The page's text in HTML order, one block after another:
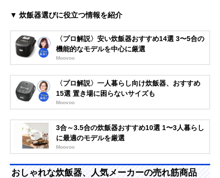
▼ 炊飯器選びに役立つ情報を紹介
〈プロ解説〉安い炊飯器おすすめ14選 3〜5合の
機能的なモデルを中心に厳選
Moovoo
〈プロ解説〉一人暮らし向け炊飯器、おすすめ
15選 置き場に困らないサイズも
Moovoo
3合～3.5合の炊飯器おすすめ10選 1〜3人暮らし
に最適のモデルを厳選
Moovoo
おしゃれな炊飯器、人気メーカーの売れ筋商品